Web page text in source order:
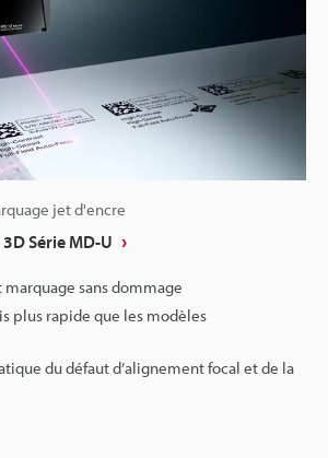
jet d'encre
Série MD-U
sans dommage
plus rapide que les modèles
du défaut d’alignement focal et de la